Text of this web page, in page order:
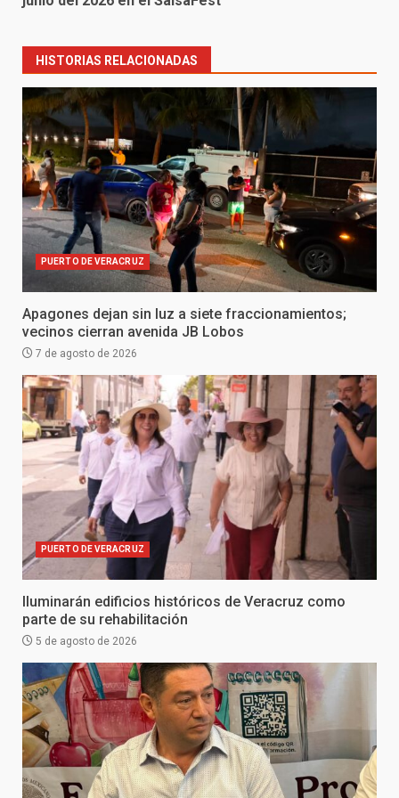
HISTORIAS RELACIONADAS
PUERTO DE VERACRUZ
Apagones dejan sin luz a siete fraccionamientos;
vecinos cierran avenida JB Lobos
7 de agosto de 2026
PUERTO DE VERACRUZ
Iluminarán edificios históricos de Veracruz como
parte de su rehabilitación
5 de agosto de 2026